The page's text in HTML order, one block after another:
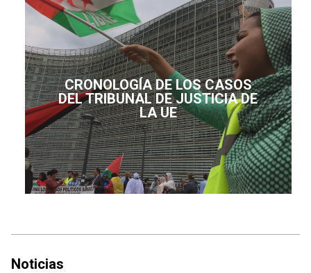
CRONOLOGÍA DE LOS CASOS
DEL TRIBUNAL DE JUSTICIA DE
LA UE
Noticias